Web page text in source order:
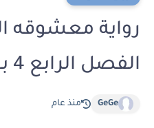
رواية معشوقه
الفصل الرابع 4 بقلم ارسلان جاف
GeGe منذ عام